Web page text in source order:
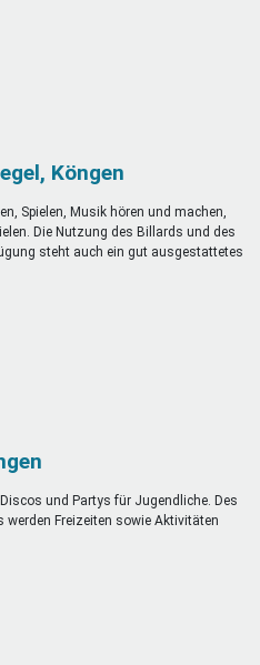
Köngen
Spielen, Musik hören und machen,
Die Nutzung des Billards und des
steht auch ein gut ausgestattetes
und Partys für Jugendliche. Des
werden Freizeiten sowie Aktivitäten